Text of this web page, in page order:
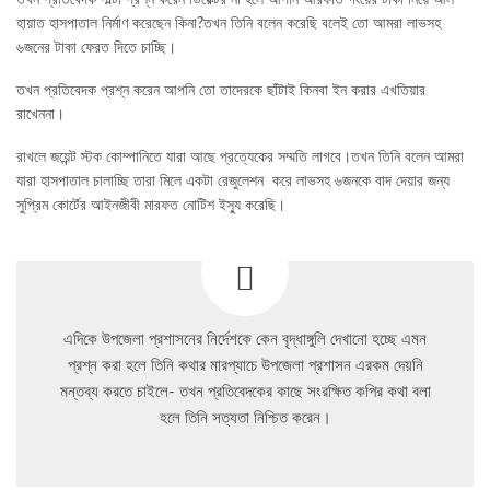
হায়াত হাসপাতাল নির্মাণ করেছেন কিনা?তখন তিনি বলেন করেছি বলেই তো আমরা লাভসহ
৬জনের টাকা ফেরত দিতে চাচ্ছি।
তখন প্রতিবেদক প্রশ্ন করেন আপনি তো তাদেরকে ছাঁটাই কিনবা ইন করার এখতিয়ার
রাখেননা।
রাখলে জয়েন্ট স্টক কোম্পানিতে যারা আছে প্রত্যেকের সম্মতি লাগবে।তখন তিনি বলেন আমরা
যারা হাসপাতাল চালাচ্ছি তারা মিলে একটা রেজুলেশন করে লাভসহ ৬জনকে বাদ দেয়ার জন্য
সুপ্রিম কোর্টের আইনজীবী মারফত নোটিশ ইস্যু করেছি।
এদিকে উপজেলা প্রশাসনের নির্দেশকে কেন বৃদ্ধাঙ্গুলি দেখানো হচ্ছে এমন
প্রশ্ন করা হলে তিনি কথার মারপ্যাচে উপজেলা প্রশাসন এরকম দেয়নি
মন্তব্য করতে চাইলে- তখন প্রতিবেদকের কাছে সংরক্ষিত কপির কথা বলা
হলে তিনি সত্যতা নিশ্চিত করেন।